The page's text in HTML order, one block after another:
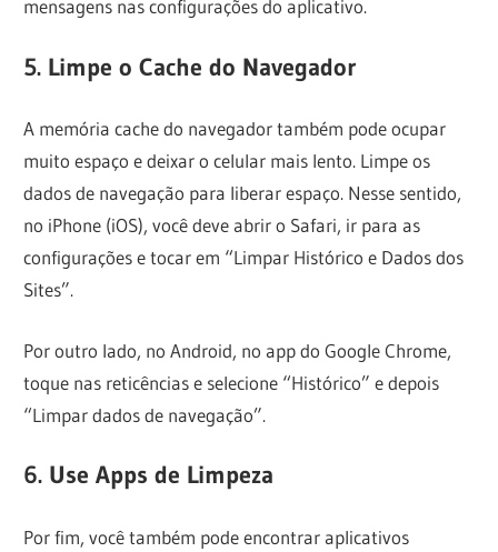
mensagens nas configurações do aplicativo.
5. Limpe o Cache do Navegador
A memória cache do navegador também pode ocupar
muito espaço e deixar o celular mais lento. Limpe os
dados de navegação para liberar espaço. Nesse sentido,
no iPhone (iOS), você deve abrir o Safari, ir para as
configurações e tocar em “Limpar Histórico e Dados dos
Sites”.
Por outro lado, no Android, no app do Google Chrome,
toque nas reticências e selecione “Histórico” e depois
“Limpar dados de navegação”.
6. Use Apps de Limpeza
Por fim, você também pode encontrar aplicativos